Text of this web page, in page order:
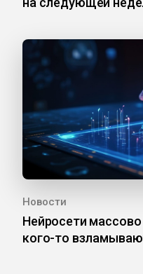
Новости
Нейросети
кого-то